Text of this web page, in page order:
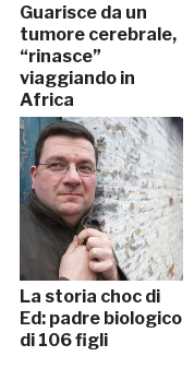
Guarisce da un
tumore cerebrale,
“rinasce”
viaggiando in
Africa
La storia choc di
Ed: padre biologico
di 106 figli